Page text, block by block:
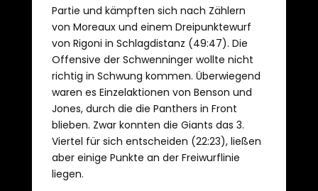
Partie und kämpften sich nach Zählern
von Moreaux und einem Dreipunktewurf
von Rigoni in Schlagdistanz (49:47). Die
Offensive der Schwenninger wollte nicht
richtig in Schwung kommen. Überwiegend
waren es Einzelaktionen von Benson und
Jones, durch die die Panthers in Front
blieben. Zwar konnten die Giants das 3.
Viertel für sich entscheiden (22:23), ließen
aber einige Punkte an der Freiwurflinie
liegen.